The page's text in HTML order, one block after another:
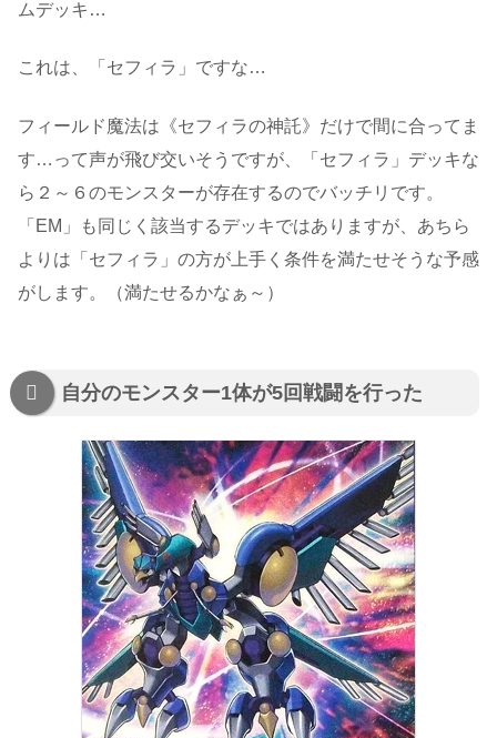
ムデッキ…
これは、「セフィラ」ですな…
フィールド魔法は《セフィラの神託》だけで間に合ってま
す…って声が飛び交いそうですが、「セフィラ」デッキな
ら２～６のモンスターが存在するのでバッチリです。
「EM」も同じく該当するデッキではありますが、あちら
よりは「セフィラ」の方が上手く条件を満たせそうな予感
がします。（満たせるかなぁ～）
自分のモンスター1体が5回戦闘を行った